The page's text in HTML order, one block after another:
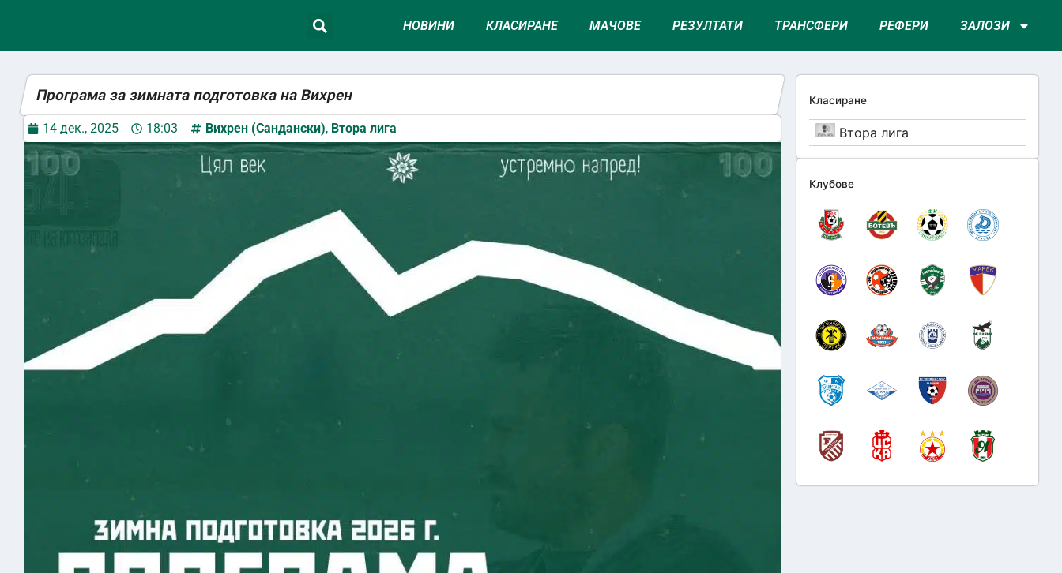
НОВИНИ КЛАСИРАНЕ МАЧОВЕ РЕЗУЛТАТИ ТРАНСФЕРИ РЕФЕРИ ЗАЛОЗИ
Класиране
Втора лига
Клубове
Програма за зимната подготовка на Вихрен
14 дек., 2025 18:03 Вихрен (Сандански), Втора лига